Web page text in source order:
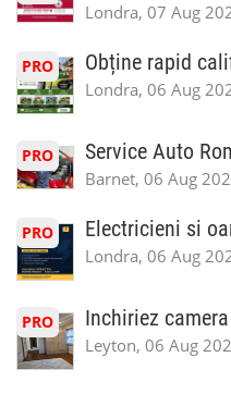
Londra, 07 Aug
PRO Obține rapid
Londra, 06 Aug
PRO Service Auto
Barnet, 06 Aug
PRO Electricieni si
Londra, 06 Aug
PRO Inchiriez
Leyton, 06 Aug